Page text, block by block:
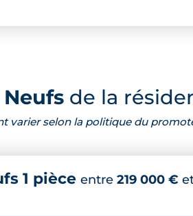
de la
varier selon la politique du
1 pièce entre 219 000 €